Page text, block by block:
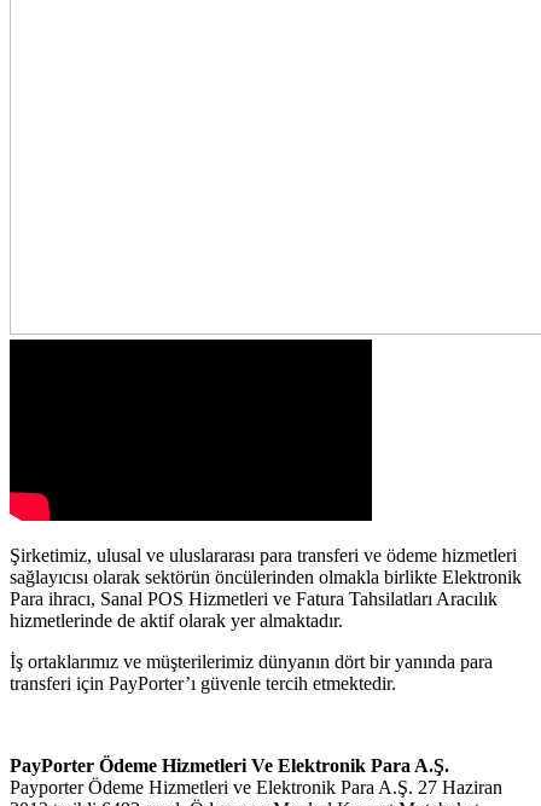
Şirketimiz, ulusal ve uluslararası para transferi ve ödeme hizmetleri
sağlayıcısı olarak sektörün öncülerinden olmakla birlikte Elektronik
Para ihracı, Sanal POS Hizmetleri ve Fatura Tahsilatları Aracılık
hizmetlerinde de aktif olarak yer almaktadır.
İş ortaklarımız ve müşterilerimiz dünyanın dört bir yanında para
transferi için PayPorter’ı güvenle tercih etmektedir.
PayPorter Ödeme Hizmetleri Ve Elektronik Para A.Ş.
Payporter Ödeme Hizmetleri ve Elektronik Para A.Ş. 27 Haziran